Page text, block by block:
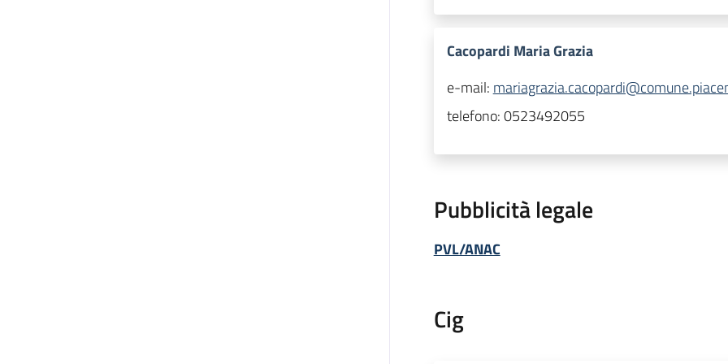
Cacopardi Maria Grazia
e-mail:
telefono:0523492055
Pubblicità legale
PVL/ANAC
Cig